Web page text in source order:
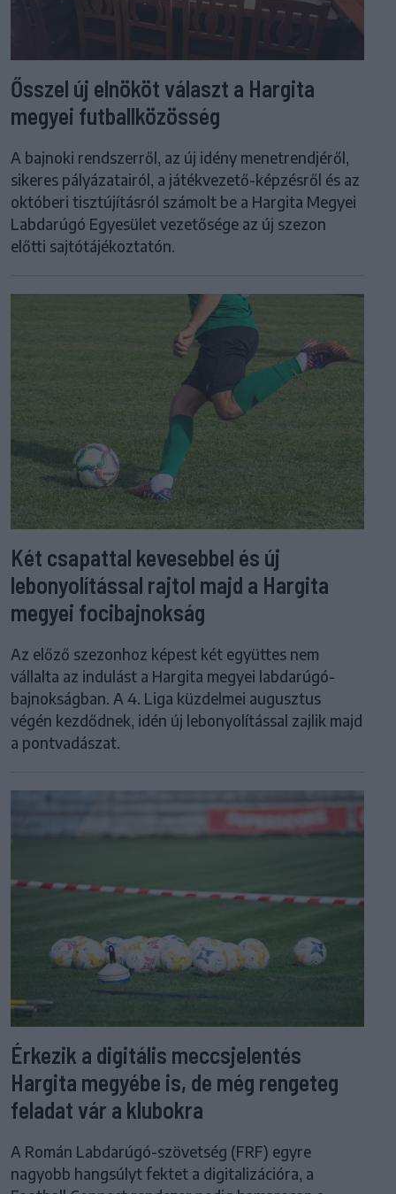
Ősszel új elnököt választ a Hargita
megyei futballközösség
A bajnoki rendszerről, az új idény menetrendjéről,
sikeres pályázatairól, a játékvezető-képzésről és az
októberi tisztújításról számolt be a Hargita Megyei
Labdarúgó Egyesület vezetősége az új szezon
előtti sajtótájékoztatón.
Két csapattal kevesebbel és új
lebonyolítással rajtol majd a Hargita
megyei focibajnokság
Az előző szezonhoz képest két együttes nem
vállalta az indulást a Hargita megyei labdarúgó-
bajnokságban. A 4. Liga küzdelmei augusztus
végén kezdődnek, idén új lebonyolítással zajlik majd
a pontvadászat.
Érkezik a digitális meccsjelentés
Hargita megyébe is, de még rengeteg
feladat vár a klubokra
A Román Labdarúgó-szövetség (FRF) egyre
nagyobb hangsúlyt fektet a digitalizációra, a